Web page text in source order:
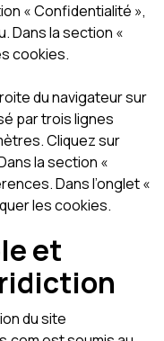
« Confidentialité »,
Dans la section «
cookies.
du navigateur sur
par trois lignes
Cliquez sur
la section «
Dans l’onglet «
les cookies.
et
du site